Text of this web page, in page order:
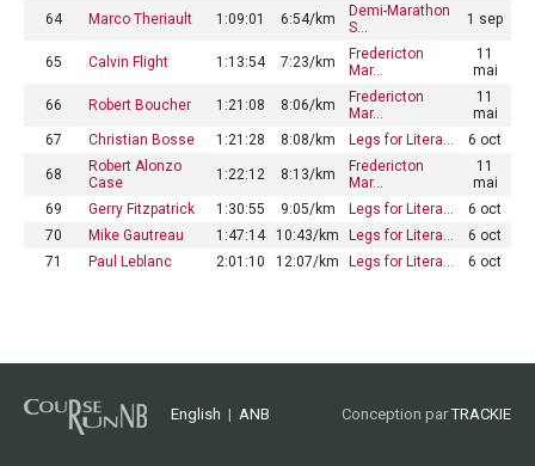
64 Marco Theriault 1:09:01 6:54/km
Demi-Marathon
S…
1 sep
65 Calvin Flight 1:13:54 7:23/km
Fredericton
Mar…
11
mai
66 Robert Boucher 1:21:08 8:06/km
Fredericton
Mar…
11
mai
67
Christian Bosse 1:21:28 8:08/km Legs for Litera… 6 oct
68
Robert Alonzo
Case
1:22:12 8:13/km
Fredericton
Mar…
11
mai
69
Gerry Fitzpatrick 1:30:55 9:05/km Legs for Litera…
6 oct
70
Mike Gautreau 1:47:14 10:43/km Legs for Litera…
6 oct
71
Paul Leblanc 2:01:10 12:07/km Legs for Litera… 6 oct
English | ANB Conception parTRACKIE